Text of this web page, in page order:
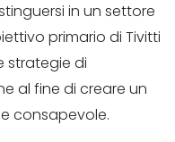
in un settore
primario di Tivitti
strategie di
al fine di creare un
consapevole.